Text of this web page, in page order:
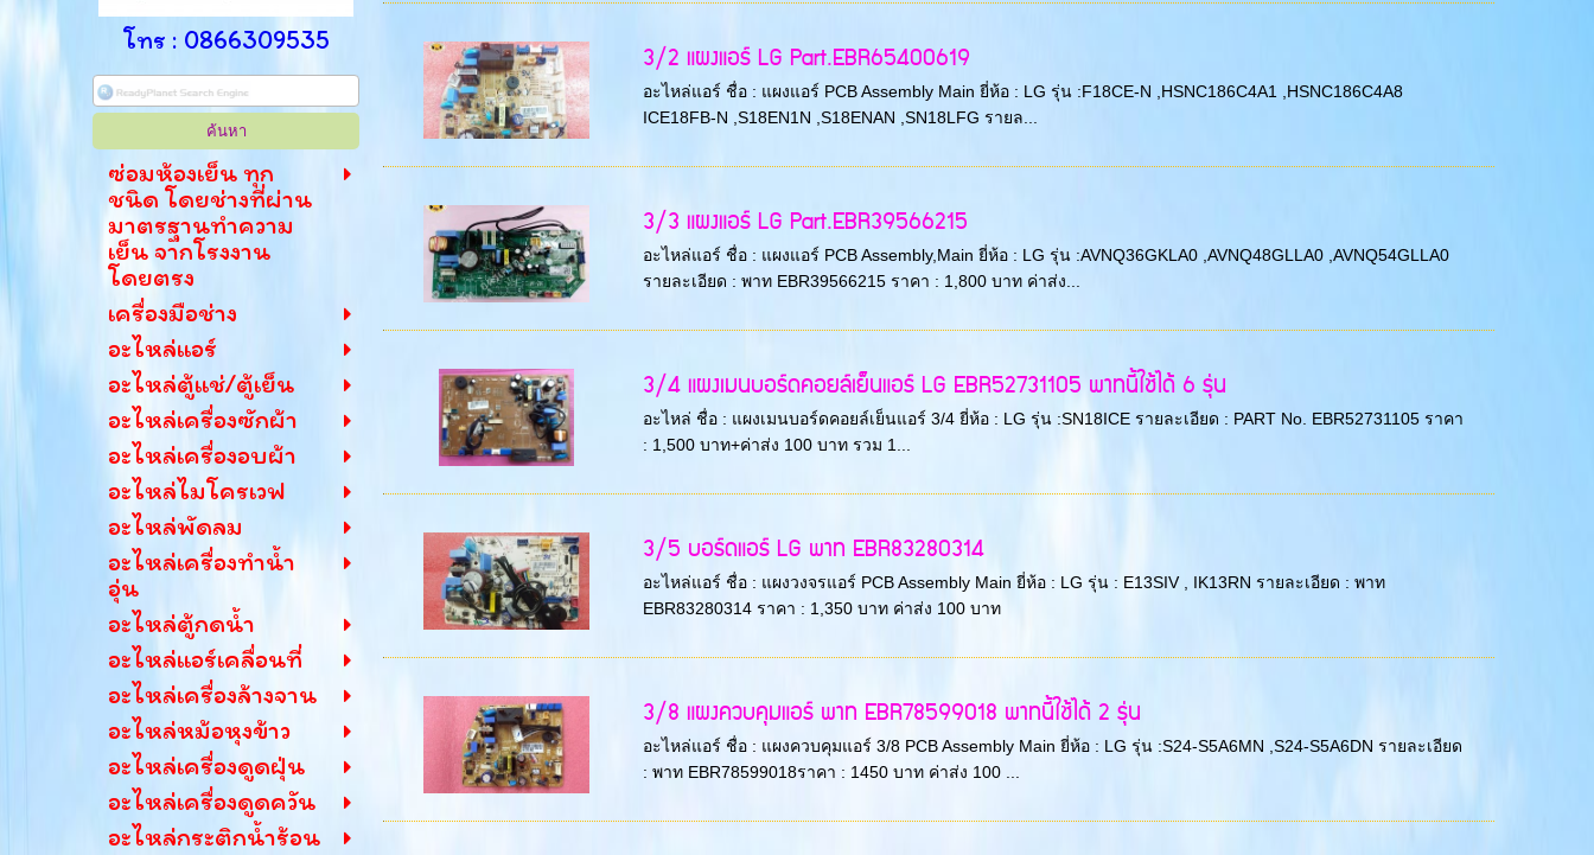
โทร : 0866309535
ซ่อมห้องเย็น ทุก
ชนิด โดยช่างที่ผ่าน
มาตรฐานทำความ
เย็น จากโรงงาน
โดยตรง
เครื่องมือช่าง
อะไหล่แอร์
อะไหล่ตู้แช่/ตู้เย็น
อะไหล่เครื่องซักผ้า
อะไหล่เครื่องอบผ้า
อะไหล่ไมโครเวฟ
อะไหล่พัดลม
อะไหล่เครื่องทำน้ำ
อุ่น
อะไหล่ตู้กดน้ำ
อะไหล่แอร์เคลื่อนที่
อะไหล่เครื่องล้างจาน
อะไหล่หม้อหุงข้าว
อะไหล่เครื่องดูดฝุ่น
อะไหล่เครื่องดูดควัน
อะไหล่กระติกน้ำร้อน
3/2 แผงแอร์ LG Part.EBR65400619
อะไหล่แอร์ ชื่อ : แผงแอร์ PCB Assembly Main ยี่ห้อ : LG รุ่น :F18CE-N ,HSNC186C4A1 ,HSNC186C4A8
ICE18FB-N ,S18EN1N ,S18ENAN ,SN18LFG รายล...
3/3 แผงแอร์ LG Part.EBR39566215
อะไหล่แอร์ ชื่อ : แผงแอร์ PCB Assembly,Main ยี่ห้อ : LG รุ่น :AVNQ36GKLA0 ,AVNQ48GLLA0 ,AVNQ54GLLA0
รายละเอียด : พาท EBR39566215 ราคา : 1,800 บาท ค่าส่ง...
3/4 แผงเมนบอร์ดคอยล์เย็นแอร์ LG EBR52731105 พาทนี้ใช้ได้ 6 รุ่น
อะไหล่ ชื่อ : แผงเมนบอร์ดคอยล์เย็นแอร์ 3/4 ยี่ห้อ : LG รุ่น :SN18ICE รายละเอียด : PART No. EBR52731105 ราคา
: 1,500 บาท+ค่าส่ง 100 บาท รวม 1...
3/5 บอร์ดแอร์ LG พาท EBR83280314
อะไหล่แอร์ ชื่อ : แผงวงจรแอร์ PCB Assembly Main ยี่ห้อ : LG รุ่น : E13SIV , IK13RN รายละเอียด : พาท
EBR83280314 ราคา : 1,350 บาท ค่าส่ง 100 บาท
3/8 แผงควบคุมแอร์ พาท EBR78599018 พาทนี้ใช้ได้ 2 รุ่น
อะไหล่แอร์ ชื่อ : แผงควบคุมแอร์ 3/8 PCB Assembly Main ยี่ห้อ : LG รุ่น :S24-S5A6MN ,S24-S5A6DN รายละเอียด
: พาท EBR78599018ราคา : 1450 บาท ค่าส่ง 100 ...